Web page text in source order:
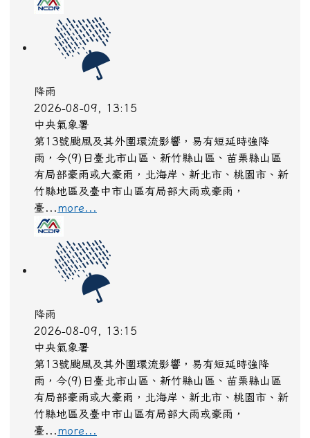
降雨
2026-08-09, 13:15
中央氣象署
第13號颱風及其外圍環流影響，易有短延時強降
雨，今(9)日臺北市山區、新竹縣山區、苗栗縣山區
有局部豪雨或大豪雨，北海岸、新北市、桃園市、新
竹縣地區及臺中市山區有局部大雨或豪雨，
臺...more...
降雨
2026-08-09, 13:15
中央氣象署
第13號颱風及其外圍環流影響，易有短延時強降
雨，今(9)日臺北市山區、新竹縣山區、苗栗縣山區
有局部豪雨或大豪雨，北海岸、新北市、桃園市、新
竹縣地區及臺中市山區有局部大雨或豪雨，
臺...more...